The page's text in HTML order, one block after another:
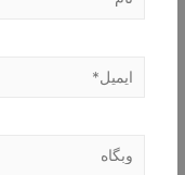
ایمیل*
وبگاه